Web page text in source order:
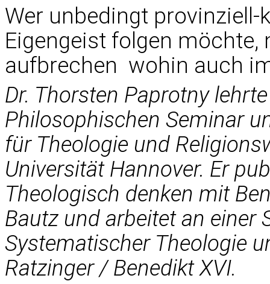
Wer unbedingt
Eigengeist folgen
aufbrechen  wohin auch
Dr. Thorsten Paprotnylehrte
Philosophischen Seminar
für Theologie und
Universität Hannover. Er
Theologisch denken mit
Bautz und arbeitet an einer
Systematischer Theologie
Ratzinger / Benedikt XVI.